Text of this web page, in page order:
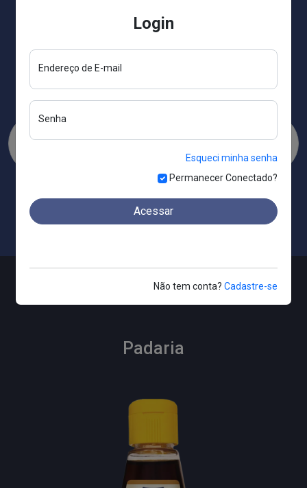
Padaria
Login
Endereço de E-mail
Senha
Esqueci minha senha
Permanecer Conectado?
Não tem conta? Cadastre-se